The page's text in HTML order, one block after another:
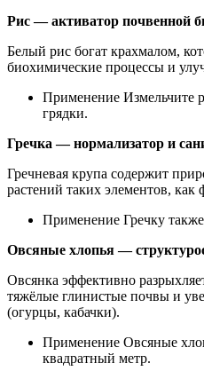
Рис — активатор почвенной
Белый рис богат крахмалом,
биохимические процессы и
Применение Измельчите
грядки.
Гречка — нормализатор и
Гречневая крупа содержит
растений таких элементов,
Применение Гречку
Овсяные хлопья —
Овсянка эффективно
тяжёлые глинистые почвы и
(огурцы, кабачки).
Применение Овсяные
квадратный метр.